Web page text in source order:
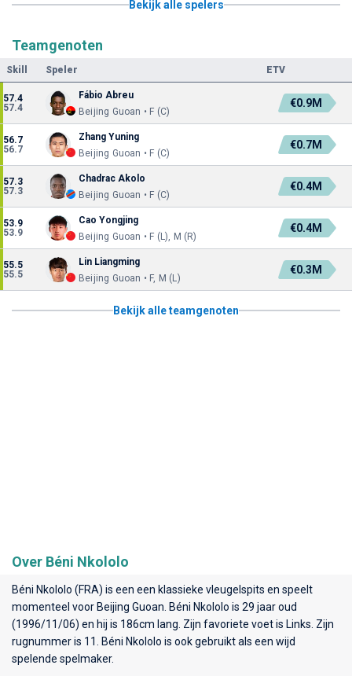
Bekijk alle spelers
Teamgenoten
Skill Speler ETV
57.4
57.4
Fábio Abreu
Beijing Guoan • F (C)
€0.9M
56.7
56.7
Zhang Yuning
Beijing Guoan • F (C)
€0.7M
57.3
57.3
Chadrac Akolo
Beijing Guoan • F (C)
€0.4M
53.9
53.9
Cao Yongjing
Beijing Guoan • F (L), M (R)
€0.4M
55.5
55.5
Lin Liangming
Beijing Guoan • F, M (L)
€0.3M
Bekijk alle teamgenoten
Over Béni Nkololo
Béni Nkololo (FRA) is een een klassieke vleugelspits en speelt
momenteel voor Beijing Guoan . Béni Nkololo is 29 jaar oud
(1996/11/06) en hij is 186cm lang. Zijn favoriete voet is Links. Zijn
rugnummer is 11. Béni Nkololo is ook gebruikt als een wijd
spelende spelmaker.